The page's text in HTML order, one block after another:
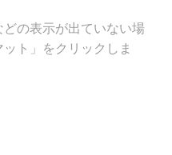
の表示が出ていない場
ト」をクリックしま